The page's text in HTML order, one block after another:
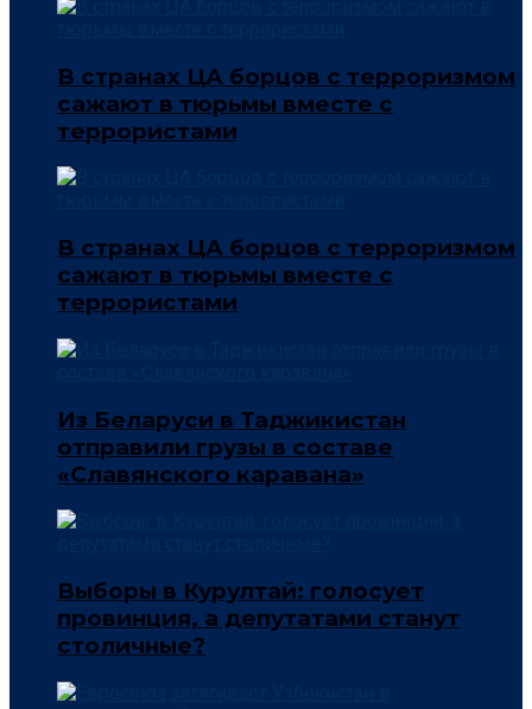
В странах ЦА борцов с терроризмом
сажают в тюрьмы вместе с
террористами
В странах ЦА борцов с терроризмом
сажают в тюрьмы вместе с
террористами
Из Беларуси в Таджикистан
отправили грузы в составе
«Славянского каравана»
Выборы в Курултай: голосует
провинция, а депутатами станут
столичные?